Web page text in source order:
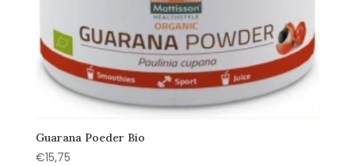
Guarana Poeder Bio
€15,75